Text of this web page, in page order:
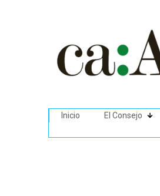
Inicio El Consejo